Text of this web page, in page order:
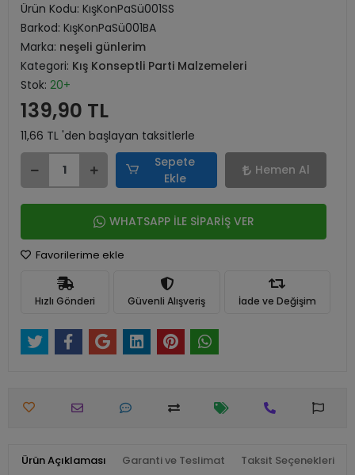
Ürün Kodu: KışKonPaSü001SS
Barkod: KışKonPaSü001BA
Marka: neşeli günlerim
Kategori: Kış Konseptli Parti Malzemeleri
Stok: 20+
139,90 TL
11,66 TL 'den başlayan taksitlerle
Sepete
Ekle
Hemen Al
WHATSAPP İLE SİPARİŞ VER
Favorilerime ekle
Hızlı Gönderi Güvenli Alışveriş İade ve Değişim
Ürün Açıklaması Garanti ve Teslimat Taksit Seçenekleri